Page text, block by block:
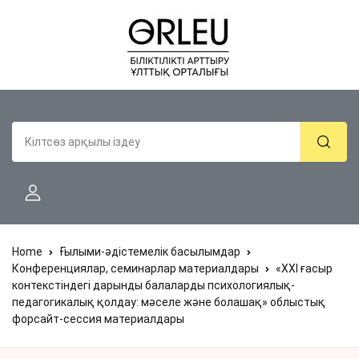
Home
Ғылыми-әдістемелік басылымдар
Конференциялар, семинарлар материалдары
«ХХI ғасыр
контекстіндегі дарынды балаларды психологиялық-
педагогикалық қолдау: мәселе және болашақ» облыстық
форсайт-сессия материалдары